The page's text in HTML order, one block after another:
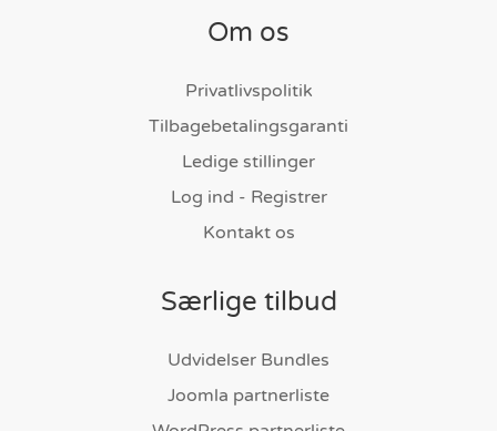
Om os
Privatlivspolitik
Tilbagebetalingsgaranti
Ledige stillinger
Log ind - Registrer
Kontakt os
Særlige tilbud
Udvidelser Bundles
Joomla partnerliste